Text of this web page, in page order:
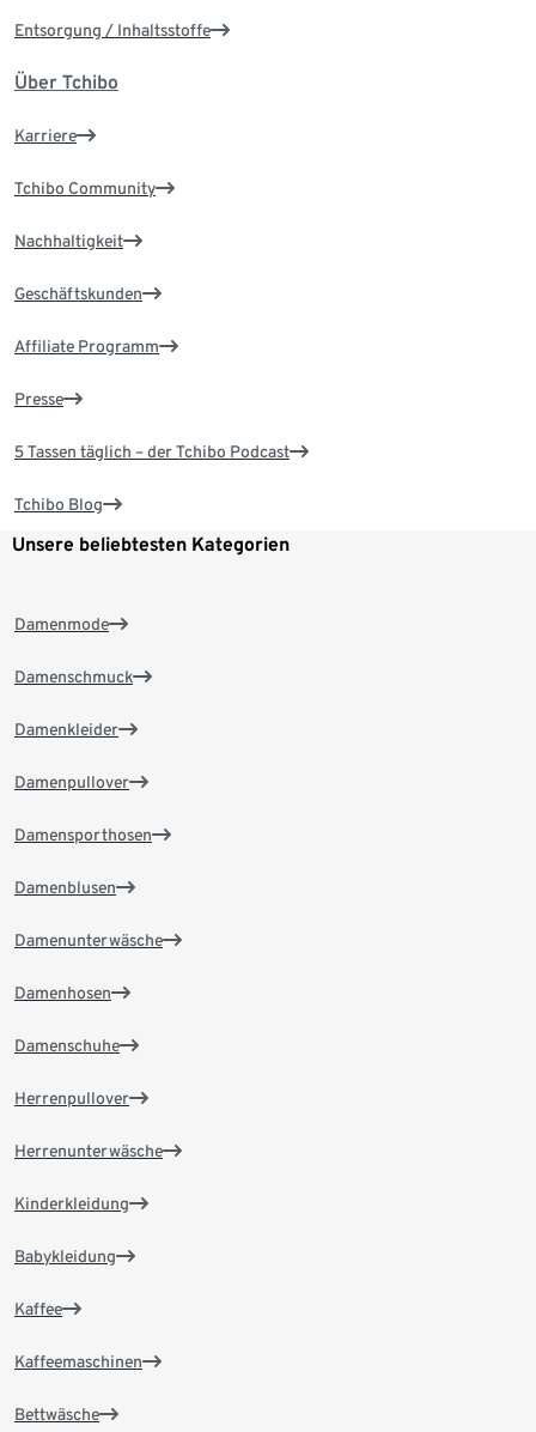
Entsorgung / Inhaltsstoffe
Über Tchibo
Karriere
Tchibo Community
Nachhaltigkeit
Geschäftskunden
Affiliate Programm
Presse
5 Tassen täglich – der Tchibo Podcast
Tchibo Blog
Unsere beliebtesten Kategorien
Damenmode
Damenschmuck
Damenkleider
Damenpullover
Damensporthosen
Damenblusen
Damenunterwäsche
Damenhosen
Damenschuhe
Herrenpullover
Herrenunterwäsche
Kinderkleidung
Babykleidung
Kaffee
Kaffeemaschinen
Bettwäsche